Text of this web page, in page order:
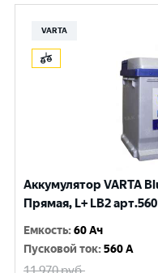
VARTA
Аккумулятор VARTA
Прямая, L+ LB2
Емкость:60 Ач
Пусковой ток:560 A